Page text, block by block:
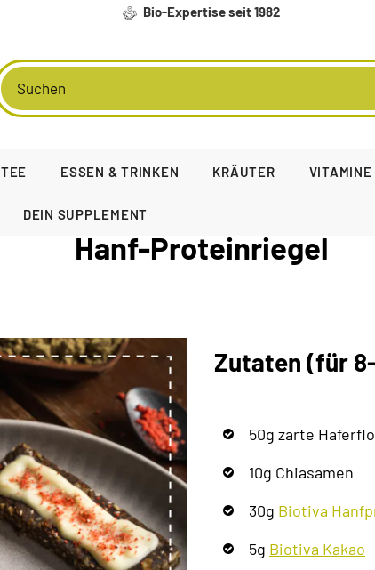
Bio-Expertise seit 1982
TEE ESSEN & TRINKEN KRÄUTER VITAMINE
DEIN SUPPLEMENT
Hanf-Proteinriegel
Zutaten (für
50g zarte
10g Chiasamen
30g Biotiva
5g Biotiva Kakao